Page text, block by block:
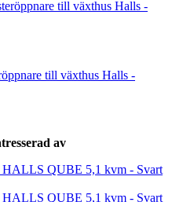
till växthus Halls -
av